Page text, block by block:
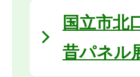
国立市北
昔パネル